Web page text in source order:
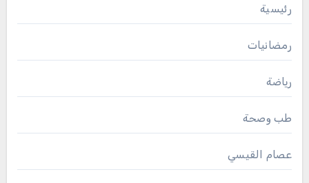
رئيسية
رمضانيات
رياضة
طب وصحة
عصام القيسي